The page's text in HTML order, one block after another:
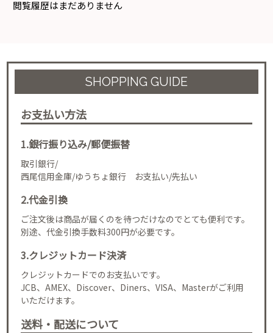
閲覧履歴はまだありません
SHOPPING GUIDE
お支払い方法
1.銀行振り込み/郵便振替
取引銀行/
西尾信用金庫/ゆうちょ銀行 お支払い/先払い
2.代金引換
ご注文後は商品が届くのを待つだけなのでとても便利です。
別途、代金引換手数料300円が必要です。
3.クレジットカード決済
クレジットカードでのお支払いです。
JCB、AMEX、Discover、Diners、VISA、Masterがご利用
いただけます。
送料・配送について